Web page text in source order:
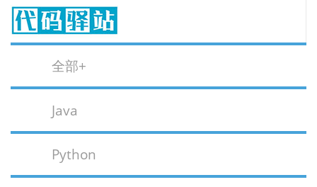
全部+
Java
Python